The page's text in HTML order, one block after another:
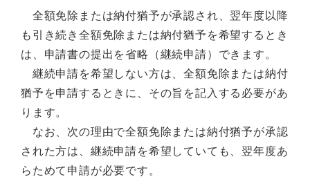
全額免除または納付猶予が承認され、翌年度以降
も引き続き全額免除または納付猶予を希望するとき
は、申請書の提出を省略（継続申請）できます。
継続申請を希望しない方は、全額免除または納付
猶予を申請するときに、その旨を記入する必要があ
ります。
なお、次の理由で全額免除または納付猶予が承認
された方は、継続申請を希望していても、翌年度あ
らためて申請が必要です。